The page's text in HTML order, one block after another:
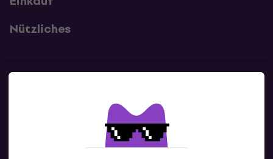
Nützliches
Kontaktiere uns